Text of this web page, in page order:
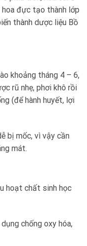
hoa đực tạo thành lớp
thành dược liệu Bồ
khoảng tháng 4 – 6,
rũ nhẹ, phơi khô rồi
(để hành huyết, lợi
bị mốc, vì vậy cần
mát.
hoạt chất sinh học
chống oxy hóa,